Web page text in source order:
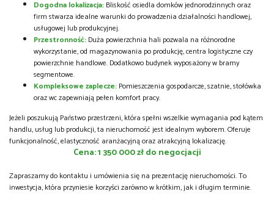
Dogodna lokalizacja: Bliskość osiedla domków jednorodzinnych oraz
firm stwarza idealne warunki do prowadzenia działalności handlowej,
usługowej lub produkcyjnej.
Przestronność: Duża powierzchnia hali pozwala na różnorodne
wykorzystanie, od magazynowania po produkcję, centra logistyczne czy
powierzchnie handlowe. Dodatkowo budynek wyposażony w bramy
segmentowe.
Kompleksowe zaplecze: Pomieszczenia gospodarcze, szatnie, stołówka
oraz wc zapewniają pełen komfort pracy.
Jeżeli poszukują Państwo przestrzeni, która spełni wszelkie wymagania pod kątem
handlu, usług lub produkcji, ta nieruchomość jest idealnym wyborem. Oferuje
funkcjonalność, elastyczność aranżacyjną oraz atrakcyjną lokalizację.
Cena: 1 350 000 zł do negocjacji
Zapraszamy do kontaktu i umówienia się na prezentację nieruchomości. To
inwestycja, która przyniesie korzyści zarówno w krótkim, jak i długim terminie.